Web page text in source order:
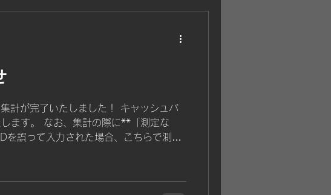
させていただくこととなりました。 これ
は、単にトレーニングを行う場所ではな
体を管理できるアスリートを育てる」 こ
ル指導に加え、自宅でのトレーニングや
生活習慣までサポートし、競技力向上
業後も自ら成長し続けられるアスリート
19:00～20:00 定員：中学生8名／高校
計が完了いたしました！ キャッシュバ
ます。 なお、集計の際に**「測定な
誤って入力された場合、こちらで測定
お送りください。 確認後、対象の方に